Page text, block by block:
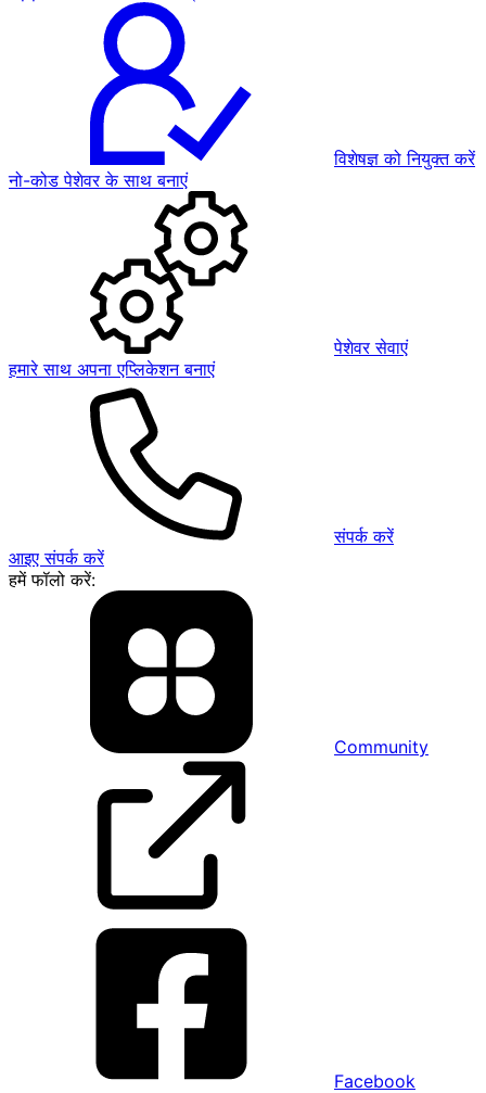
विशेषज्ञ को नियुक्त करें
नो-कोड पेशेवर के साथ बनाएं
पेशेवर सेवाएं
हमारे साथ अपना एप्लिकेशन बनाएं
संपर्क करें
आइए संपर्क करें
हमें फॉलो करें:
Community
Facebook